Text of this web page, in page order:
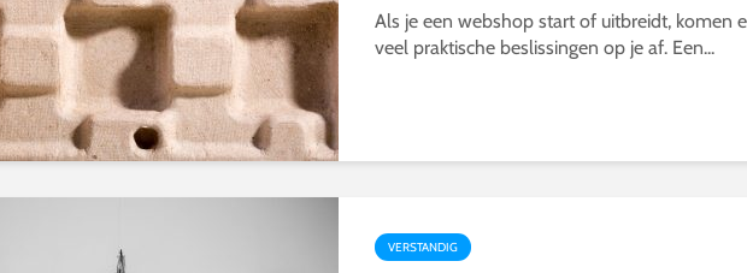
Als je een webshop start of uitbreidt, komen
veel praktische beslissingen op je af. Een...
VERSTANDIG